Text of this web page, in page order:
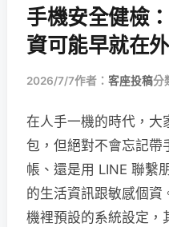
手機安全健檢
資可能早就在外
2026/7/7作者： 客座投稿分
在人手一機的時代，大
包，但絕對不會忘記帶
帳、還是用 LINE 聯繫
的生活資訊跟敏感個資
機裡預設的系統設定，